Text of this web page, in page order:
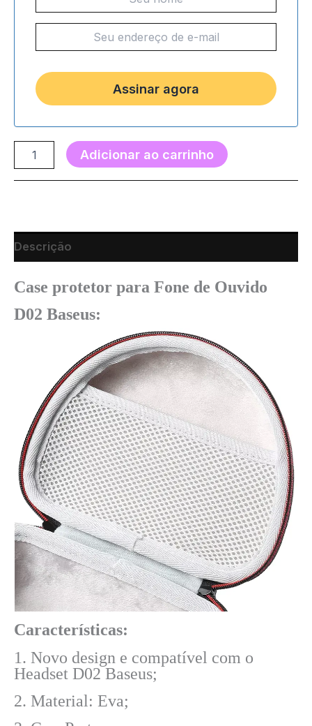
Adicionar ao carrinho
Descrição
Case protetor para Fone de Ouvido
D02 Baseus:
Características:
1. Novo design e compatível com o
Headset D02 Baseus;
2. Material: Eva;